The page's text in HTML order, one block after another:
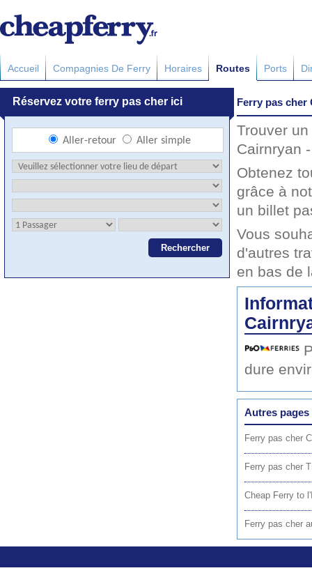
Accueil Compagnies De Ferry Horaires Routes Ports
Ferry pas cher
Trouver
Cairnryan
Obtenez
grâce à
un billet
Vous
d'autres
en bas de
dure
Autres pages
Ferry pas cher
Ferry pas cher
Cheap Ferry to
Ferry pas cher